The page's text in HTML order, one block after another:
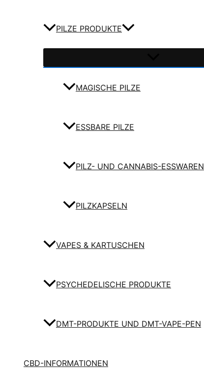
PILZE PRODUKTE
MAGISCHE PILZE
ESSBARE PILZE
PILZ- UND CANNABIS-ESSWAREN
PILZKAPSELN
VAPES & KARTUSCHEN
PSYCHEDELISCHE PRODUKTE
DMT-PRODUKTE UND DMT-VAPE-PEN
CBD-INFORMATIONEN